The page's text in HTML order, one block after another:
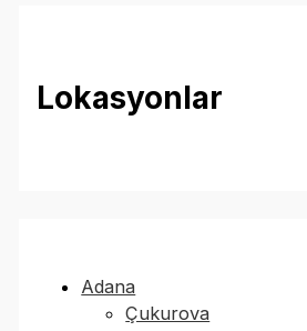
Lokasyonlar
Adana
Çukurova